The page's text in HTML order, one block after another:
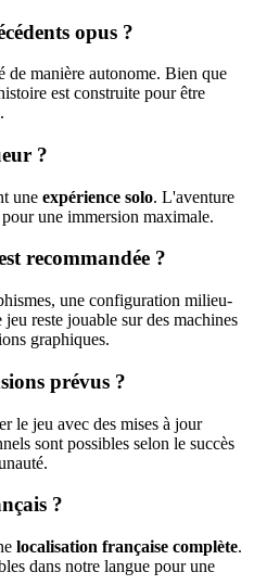
opus ?
de manière autonome. Bien que
est construite pour être
?
une expérience solo. L'aventure
une immersion maximale.
recommandée ?
une configuration milieu-
reste jouable sur des machines
graphiques.
prévus ?
le jeu avec des mises à jour
sont possibles selon le succès
?
localisation française complète.
dans notre langue pour une